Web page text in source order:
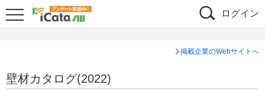
ログイン
掲載企業のWebサイトへ
壁材カタログ(2022)